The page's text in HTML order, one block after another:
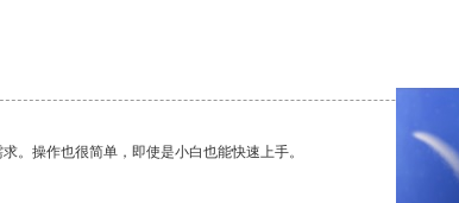
。操作也很简单，即使是小白也能快速上手。